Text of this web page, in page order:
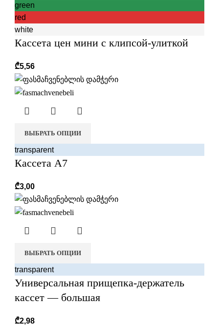
green
red
white
Кассета цен мини с клипсой-улиткой
₾5,56
ВЫБРАТЬ ОПЦИИ
transparent
Кассета А7
₾3,00
ВЫБРАТЬ ОПЦИИ
transparent
Универсальная прищепка-держатель
кассет — большая
₾2,98